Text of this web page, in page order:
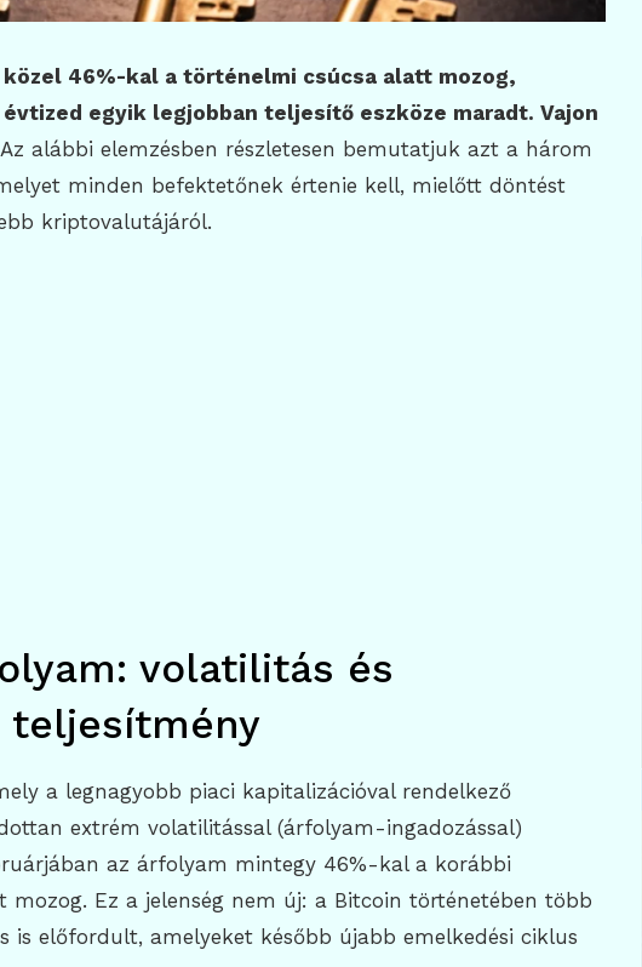
46%-kal a történelmi csúcsa alatt mozog,
egyik legjobban teljesítő eszköze maradt. Vajon
Az alábbi elemzésben részletesen bemutatjuk azt a három
minden befektetőnek értenie kell, mielőtt döntést
kriptovalutájáról.
volatilitás és
a legnagyobb piaci kapitalizációval rendelkező
extrém volatilitással (árfolyam-ingadozással)
az árfolyam mintegy 46%-kal a korábbi
mozog. Ez a jelenség nem új: a Bitcoin történetében több
is előfordult, amelyeket később újabb emelkedési ciklus